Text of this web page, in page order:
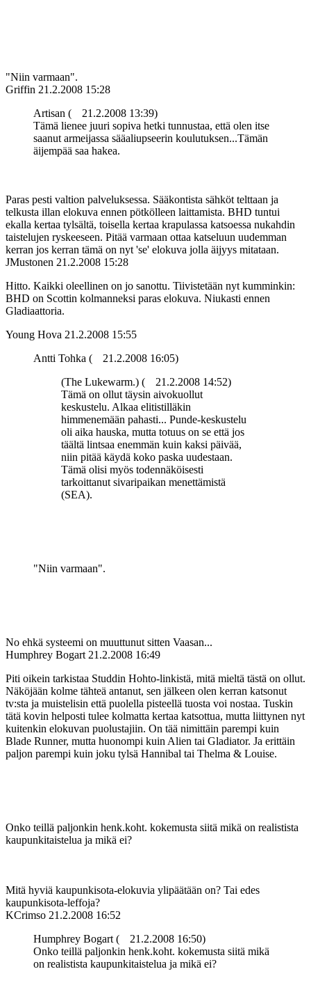
"Niin varmaan".
Griffin 21.2.2008 15:28
Artisan (
21.2.2008 13:39)
Tämä lienee juuri sopiva hetki tunnustaa, että olen itse
saanut armeijassa sääaliupseerin koulutuksen...Tämän
äijempää saa hakea.
Paras pesti valtion palveluksessa. Sääkontista sähköt telttaan ja
telkusta illan elokuva ennen pötkölleen laittamista. BHD tuntui
ekalla kertaa tylsältä, toisella kertaa krapulassa katsoessa nukahdin
taistelujen ryskeeseen. Pitää varmaan ottaa katseluun uudemman
kerran jos kerran tämä on nyt 'se' elokuva jolla äijyys mitataan.
JMustonen 21.2.2008 15:28
Hitto. Kaikki oleellinen on jo sanottu. Tiivistetään nyt kumminkin:
BHD on Scottin kolmanneksi paras elokuva. Niukasti ennen
Gladiaattoria.
Young Hova 21.2.2008 15:55
Antti Tohka (
21.2.2008 16:05)
(The Lukewarm.) (
21.2.2008 14:52)
Tämä on ollut täysin aivokuollut
keskustelu. Alkaa elitistilläkin
himmenemään pahasti... Punde-keskustelu
oli aika hauska, mutta totuus on se että jos
täältä lintsaa enemmän kuin kaksi päivää,
niin pitää käydä koko paska uudestaan.
Tämä olisi myös todennäköisesti
tarkoittanut sivaripaikan menettämistä
(SEA).
"Niin varmaan".
No ehkä systeemi on muuttunut sitten Vaasan...
Humphrey Bogart 21.2.2008 16:49
Piti oikein tarkistaa Studdin Hohto-linkistä, mitä mieltä tästä on ollut.
Näköjään kolme tähteä antanut, sen jälkeen olen kerran katsonut
tv:sta ja muistelisin että puolella pisteellä tuosta voi nostaa. Tuskin
tätä kovin helposti tulee kolmatta kertaa katsottua, mutta liittynen nyt
kuitenkin elokuvan puolustajiin. On tää nimittäin parempi kuin
Blade Runner, mutta huonompi kuin Alien tai Gladiator. Ja erittäin
paljon parempi kuin joku tylsä Hannibal tai Thelma & Louise.
Onko teillä paljonkin henk.koht. kokemusta siitä mikä on realistista
kaupunkitaistelua ja mikä ei?
Mitä hyviä kaupunkisota-elokuvia ylipäätään on? Tai edes
kaupunkisota-leffoja?
KCrimso 21.2.2008 16:52
Humphrey Bogart (
21.2.2008 16:50)
Onko teillä paljonkin henk.koht. kokemusta siitä mikä
on realistista kaupunkitaistelua ja mikä ei?